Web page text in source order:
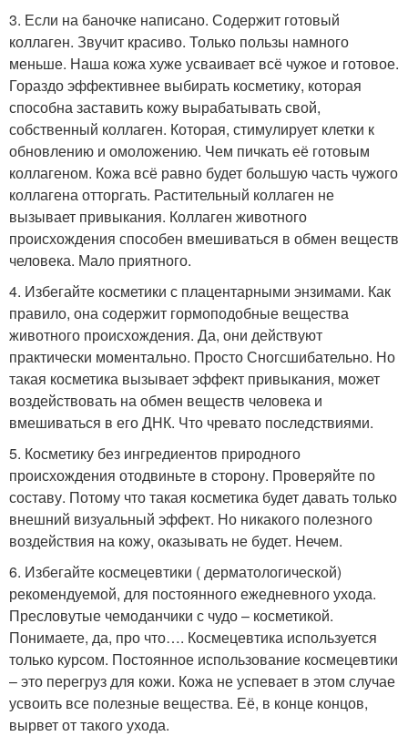
3. Если на баночке написано. Содержит готовый
коллаген. Звучит красиво. Только пользы намного
меньше. Наша кожа хуже усваивает всё чужое и готовое.
Гораздо эффективнее выбирать косметику, которая
способна заставить кожу вырабатывать свой,
собственный коллаген. Которая, стимулирует клетки к
обновлению и омоложению. Чем пичкать её готовым
коллагеном. Кожа всё равно будет большую часть чужого
коллагена отторгать. Растительный коллаген не
вызывает привыкания. Коллаген животного
происхождения способен вмешиваться в обмен веществ
человека. Мало приятного.
4. Избегайте косметики с плацентарными энзимами. Как
правило, она содержит гормоподобные вещества
животного происхождения. Да, они действуют
практически моментально. Просто Сногсшибательно. Но
такая косметика вызывает эффект привыкания, может
воздействовать на обмен веществ человека и
вмешиваться в его ДНК. Что чревато последствиями.
5. Косметику без ингредиентов природного
происхождения отодвиньте в сторону. Проверяйте по
составу. Потому что такая косметика будет давать только
внешний визуальный эффект. Но никакого полезного
воздействия на кожу, оказывать не будет. Нечем.
6. Избегайте космецевтики ( дерматологической)
рекомендуемой, для постоянного ежедневного ухода.
Пресловутые чемоданчики с чудо – косметикой.
Понимаете, да, про что…. Космецевтика используется
только курсом. Постоянное использование космецевтики
– это перегруз для кожи. Кожа не успевает в этом случае
усвоить все полезные вещества. Её, в конце концов,
вырвет от такого ухода.